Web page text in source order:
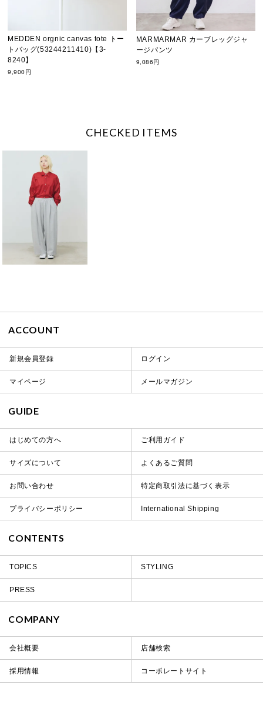
MEDDEN orgnic canvas tote トー
トバッグ(53244211410)【3-
8240】
9,900円
MARMARMAR カーブレッグジャ
ージパンツ
9,086円
CHECKED ITEMS
ACCOUNT
新規会員登録 ログイン
マイページ メールマガジン
GUIDE
はじめての方へ ご利用ガイド
サイズについて よくあるご質問
お問い合わせ 特定商取引法に基づく表示
プライバシーポリシー International Shipping
CONTENTS
TOPICS STYLING
PRESS
COMPANY
会社概要 店舗検索
採用情報 コーポレートサイト